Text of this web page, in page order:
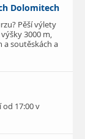
Dolomitech
Pěší výlety
3000 m,
a soutěskách a
17:00 v